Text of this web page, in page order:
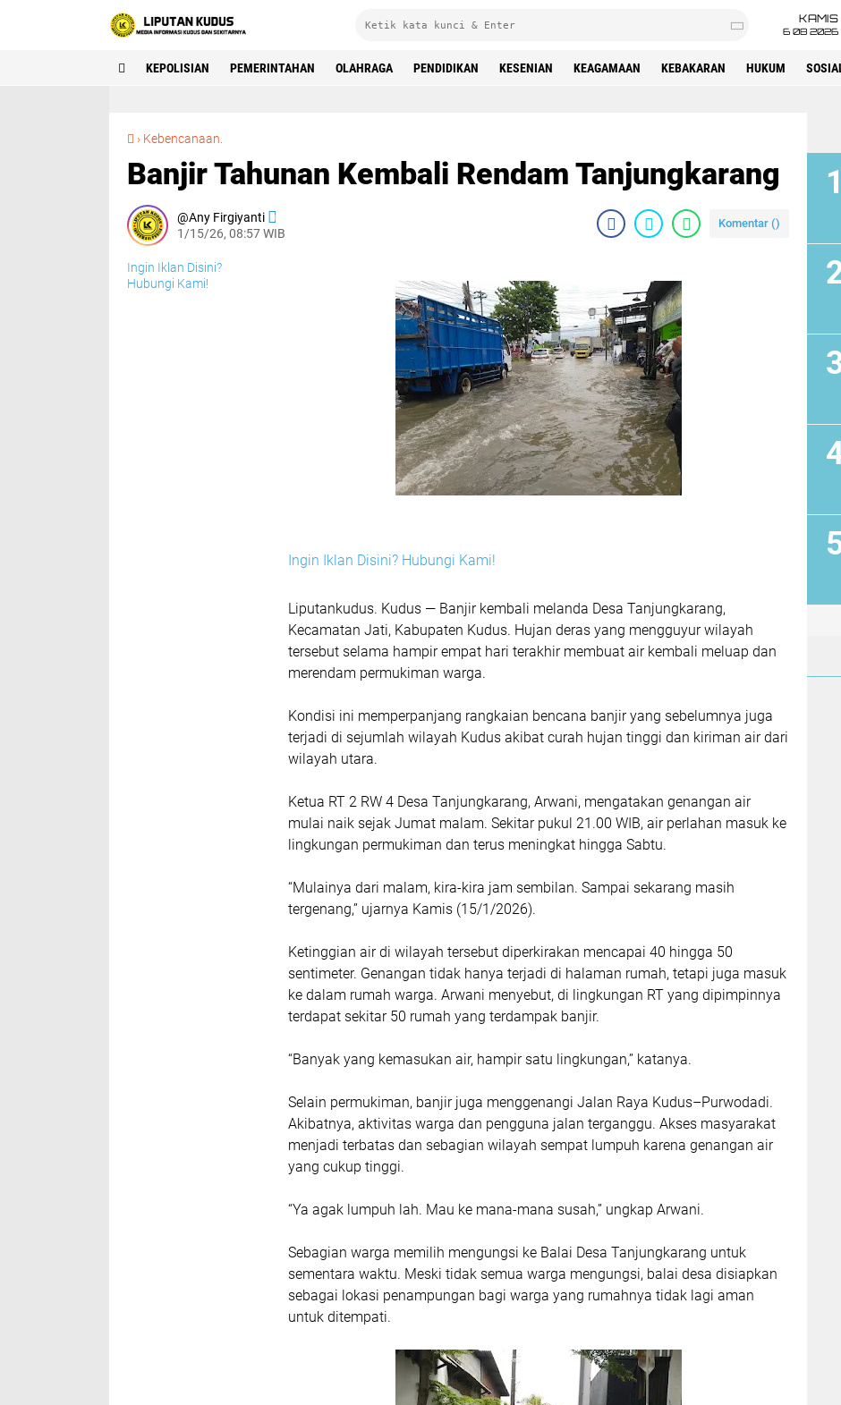
KAMIS
6 08 2026
KEPOLISIAN PEMERINTAHAN OLAHRAGA PENDIDIKAN KESENIAN KEAGAMAAN KEBAKARAN HUKUM
› Kebencanaan.
Banjir Tahunan Kembali Rendam Tanjungkarang
Any Firgiyanti
1/15/26, 08:57 WIB
Komentar ()
Ingin Iklan Disini?
Hubungi Kami!
Ingin Iklan Disini? Hubungi Kami!
Liputankudus. Kudus — Banjir kembali melanda Desa Tanjungkarang,
Kecamatan Jati, Kabupaten Kudus. Hujan deras yang mengguyur wilayah
tersebut selama hampir empat hari terakhir membuat air kembali meluap dan
merendam permukiman warga.
‎Kondisi ini memperpanjang rangkaian bencana banjir yang sebelumnya juga
terjadi di sejumlah wilayah Kudus akibat curah hujan tinggi dan kiriman air dari
wilayah utara.
‎Ketua RT 2 RW 4 Desa Tanjungkarang, Arwani, mengatakan genangan air
mulai naik sejak Jumat malam. Sekitar pukul 21.00 WIB, air perlahan masuk ke
lingkungan permukiman dan terus meningkat hingga Sabtu.
‎“Mulainya dari malam, kira-kira jam sembilan. Sampai sekarang masih
tergenang,” ujarnya Kamis (15/1/2026).
‎Ketinggian air di wilayah tersebut diperkirakan mencapai 40 hingga 50
sentimeter. Genangan tidak hanya terjadi di halaman rumah, tetapi juga masuk
ke dalam rumah warga. Arwani menyebut, di lingkungan RT yang dipimpinnya
terdapat sekitar 50 rumah yang terdampak banjir.
‎“Banyak yang kemasukan air, hampir satu lingkungan,” katanya.
‎Selain permukiman, banjir juga menggenangi Jalan Raya Kudus–Purwodadi.
Akibatnya, aktivitas warga dan pengguna jalan terganggu. Akses masyarakat
menjadi terbatas dan sebagian wilayah sempat lumpuh karena genangan air
yang cukup tinggi.
‎“Ya agak lumpuh lah. Mau ke mana-mana susah,” ungkap Arwani.
‎Sebagian warga memilih mengungsi ke Balai Desa Tanjungkarang untuk
sementara waktu. Meski tidak semua warga mengungsi, balai desa disiapkan
sebagai lokasi penampungan bagi warga yang rumahnya tidak lagi aman
untuk ditempati.